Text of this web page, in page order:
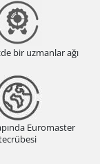
bir uzmanlar ağı
Euromaster